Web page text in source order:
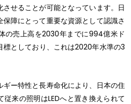
せることが可能となっています。日
障にとって重要な資源として認識さ
の売上高を2030年までに994億米ド
標としており、これは2020年水準の3
ー特性と長寿命化により、日本の住
来の照明はLEDへと置き換えられて